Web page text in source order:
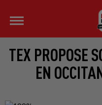
TEX PROPOSE
EN